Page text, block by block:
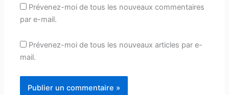
Prévenez-moi de tous les nouveaux commentaires
par e-mail.
Prévenez-moi de tous les nouveaux articles par e-
mail.